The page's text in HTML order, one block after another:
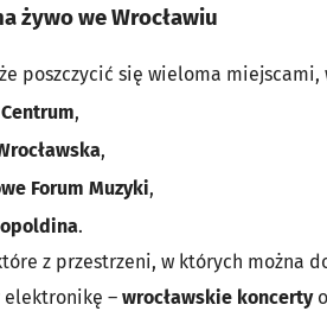
żywo we Wrocławiu
poszczycić się wieloma
,
,
Forum Muzyki,
.
z przestrzeni, w których można
elektronikę – wrocławskie koncerty